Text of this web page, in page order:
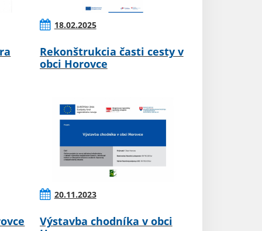
18.02.2025
Rekonštrukcia časti cesty v
obci Horovce
20.11.2023
Výstavba chodníka v obci